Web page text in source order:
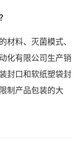
材料、灭菌模式、
化有限公司生产销
封口和软纸塑袋封
制产品包装的大